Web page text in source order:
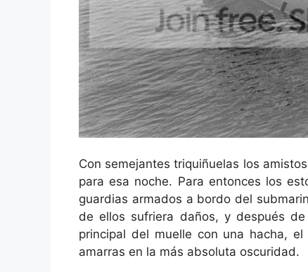
Con semejantes triquiñuelas los
para esa noche. Para entonces los
guardias armados a bordo del
de ellos sufriera daños, y después
principal del muelle con una hacha,
amarras en la más absoluta oscuridad.